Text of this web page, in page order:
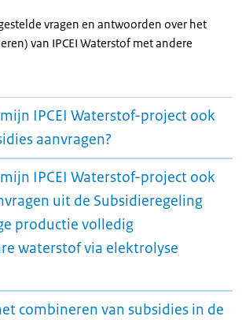
vragen en antwoorden over het
van IPCEI Waterstof met andere
IPCEI Waterstof-project ook
aanvragen?
IPCEI Waterstof-project ook
uit de Subsidieregeling
productie volledig
waterstof via elektrolyse
combineren van subsidies in de